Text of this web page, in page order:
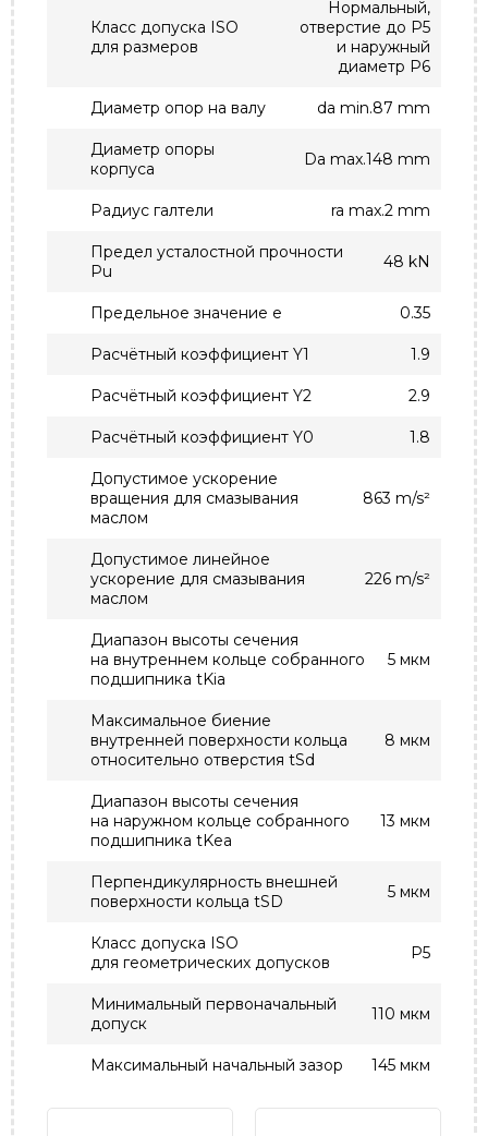
Класс допуска ISO
для размеров
Нормальный,
отверстие до P5
и наружный
диаметр P6
Диаметр опор на валу da min.87 mm
Диаметр опоры
корпуса
Da max.148 mm
Радиус галтели ra max.2 mm
Предел усталостной прочности
Pu
48 kN
Предельное значение e 0.35
Расчётный коэффициент Y1 1.9
Расчётный коэффициент Y2 2.9
Расчётный коэффициент Y0 1.8
Допустимое ускорение
вращения для смазывания
маслом
863 m/s²
Допустимое линейное
ускорение для смазывания
маслом
226 m/s²
Диапазон высоты сечения
на внутреннем кольце собранного
подшипника tKia
5 мкм
Максимальное биение
внутренней поверхности кольца
относительно отверстия tSd
8 мкм
Диапазон высоты сечения
на наружном кольце собранного
подшипника tKea
13 мкм
Перпендикулярность внешней
поверхности кольца tSD
5 мкм
Класс допуска ISO
для геометрических допусков
P5
Минимальный первоначальный
допуск
110 мкм
Максимальный начальный зазор 145 мкм